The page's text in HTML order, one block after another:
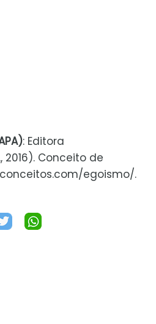
: Editora
Conceito de
egoismo/.